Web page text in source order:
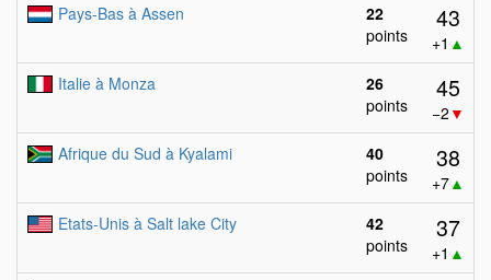
Pays-Bas à Assen
22
points
43
+1 ▲
Italie à Monza
26
points
45
−2 ▼
Afrique du Sud à Kyalami
40
points
38
+7▲
Etats-Unis à Salt lake City
42
points
37
+1 ▲